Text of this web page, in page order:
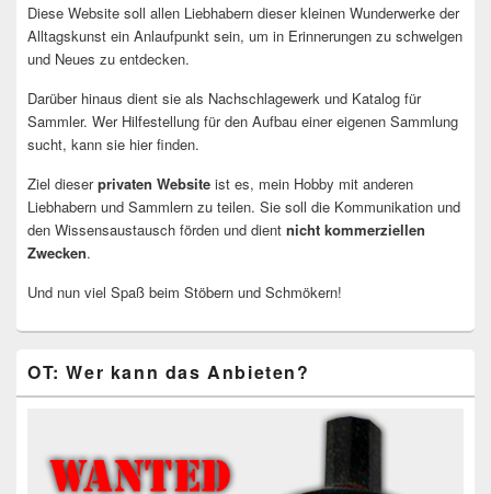
Diese Website soll allen Liebhabern dieser kleinen Wunderwerke der
Alltagskunst ein Anlaufpunkt sein, um in Erinnerungen zu schwelgen
und Neues zu entdecken.
Darüber hinaus dient sie als Nachschlagewerk und Katalog für
Sammler. Wer Hilfestellung für den Aufbau einer eigenen Sammlung
sucht, kann sie hier finden.
Ziel dieserprivaten Website ist es, mein Hobby mit anderen
Liebhabern und Sammlern zu teilen. Sie soll die Kommunikation und
den Wissensaustausch förden und dient nicht kommerziellen
Zwecken.
Und nun viel Spaß beim Stöbern und Schmökern!
OT: Wer kann das Anbieten?